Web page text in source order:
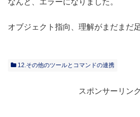
なんと、エラーになりました。
オブジェクト指向、理解がまだまだ
12.その他のツールとコマンドの連携
スポンサーリンク